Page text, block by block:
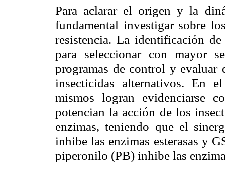
Para aclarar el origen y la
fundamental investigar sobre
resistencia. La identificación
para seleccionar con mayor
programas de control y evaluar
insecticidas alternativos. En
mismos logran evidenciarse
potencian la acción de los
enzimas, teniendo que el
inhibe las enzimas esterasas y
piperonilo (PB) inhibe las